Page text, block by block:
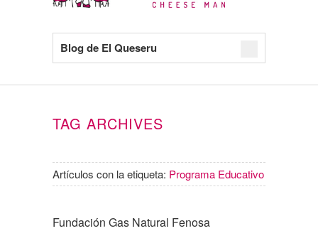
Blog de El Queseru
TAG ARCHIVES
Artículos con la etiqueta: Programa Educativo
Fundación Gas Natural Fenosa